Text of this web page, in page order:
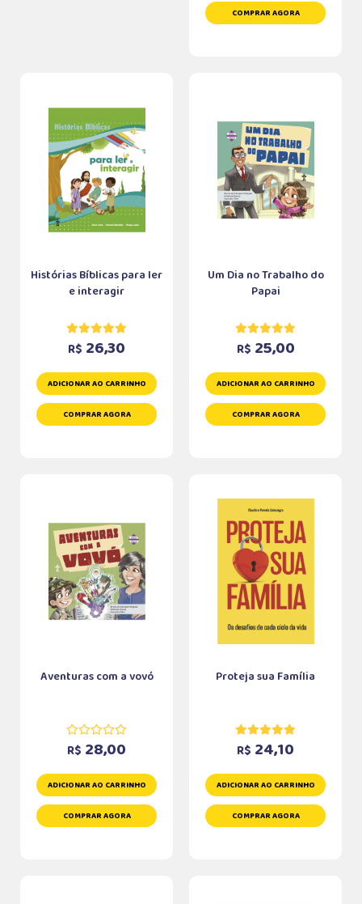
COMPRAR AGORA
Histórias Bíblicas para ler
e interagir
R$ 26,30
ADICIONAR AO CARRINHO
COMPRAR AGORA
Um Dia no Trabalho do
Papai
R$ 25,00
ADICIONAR AO CARRINHO
COMPRAR AGORA
Aventuras com a vovó
R$ 28,00
ADICIONAR AO CARRINHO
COMPRAR AGORA
Proteja sua Família
R$ 24,10
ADICIONAR AO CARRINHO
COMPRAR AGORA